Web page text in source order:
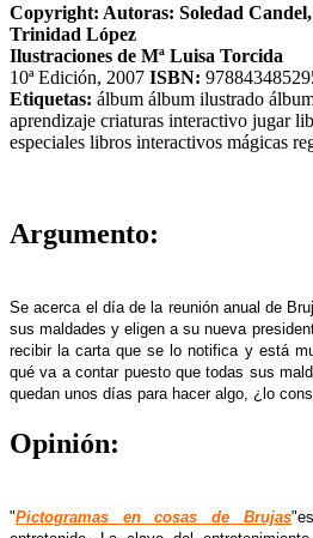
Copyright: Autoras: Soledad
Trinidad López
Ilustraciones de Mª Luisa Torcida
10ª Edición, 2007 ISBN:
Etiquetas: álbum álbum ilustrado
aprendizaje criaturas interactivo jugar
especiales libros interactivos mágicas
Argumento:
Se acerca el día de la reunión anual de
sus maldades y eligen a su nueva
recibir la carta que se lo notifica y está
qué va a contar puesto que todas sus
quedan unos días para hacer algo, ¿lo
Opinión:
"Pictogramas en cosas de Brujas"